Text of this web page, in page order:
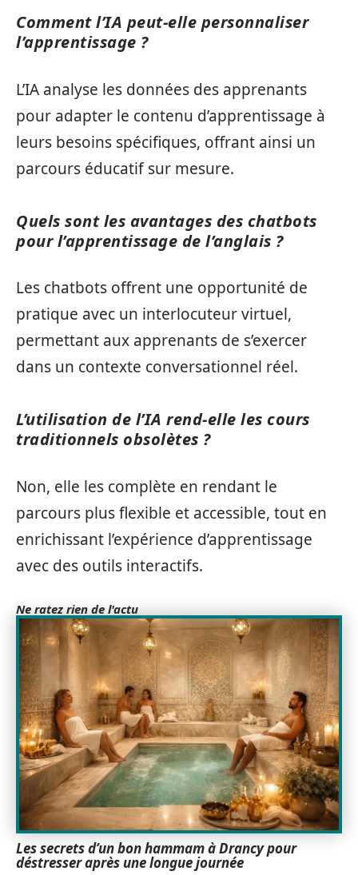
Comment l’IA peut-elle personnaliser
l’apprentissage ?
L’IA analyse les données des apprenants
pour adapter le contenu d’apprentissage à
leurs besoins spécifiques, offrant ainsi un
parcours éducatif sur mesure.
Quels sont les avantages des chatbots
pour l’apprentissage de l’anglais ?
Les chatbots offrent une opportunité de
pratique avec un interlocuteur virtuel,
permettant aux apprenants de s’exercer
dans un contexte conversationnel réel.
L’utilisation de l’IA rend-elle les cours
traditionnels obsolètes ?
Non, elle les complète en rendant le
parcours plus flexible et accessible, tout en
enrichissant l’expérience d’apprentissage
avec des outils interactifs.
Ne ratez rien de l'actu
Les secrets d’un bon hammam à Drancy pour
déstresser après une longue journée